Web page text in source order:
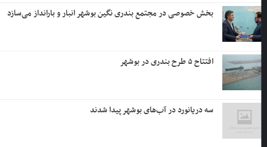
بخش خصوصی در مجتمع بندری نگین بوشهر انبار و بارانداز می‌سازد
افتتاح ۵ طرح بندری در بوشهر
سه دریانورد در آب‌های بوشهر پیدا شدند